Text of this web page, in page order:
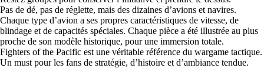
Pas de dé, pas de réglette, mais des dizaines d’avions et navires.
Chaque type d’avion a ses propres caractéristiques de vitesse, de
blindage et de capacités spéciales. Chaque pièce a été illustrée au plus
proche de son modèle historique, pour une immersion totale.
Fighters of the Pacific est une véritable référence du wargame tactique.
Un must pour les fans de stratégie, d’histoire et d’ambiance tendue.